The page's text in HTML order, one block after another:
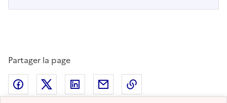
Partager la page
Partager sur Facebook
Partager sur Twitter
Partager sur LinkedIn
Partager par email